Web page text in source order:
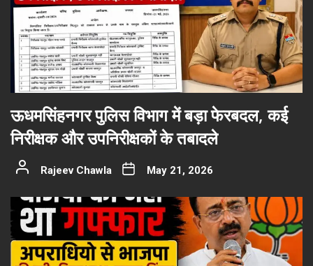
ऊधमसिंहनगर पुलिस विभाग में बड़ा फेरबदल, कई
निरीक्षक और उपनिरीक्षकों के तबादले
Rajeev Chawla May 21, 2026